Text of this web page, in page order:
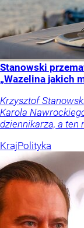
Stanowski
„Wazelina jakich
Krzysztof
Karola
dziennikarza, a ten
KrajPolityka